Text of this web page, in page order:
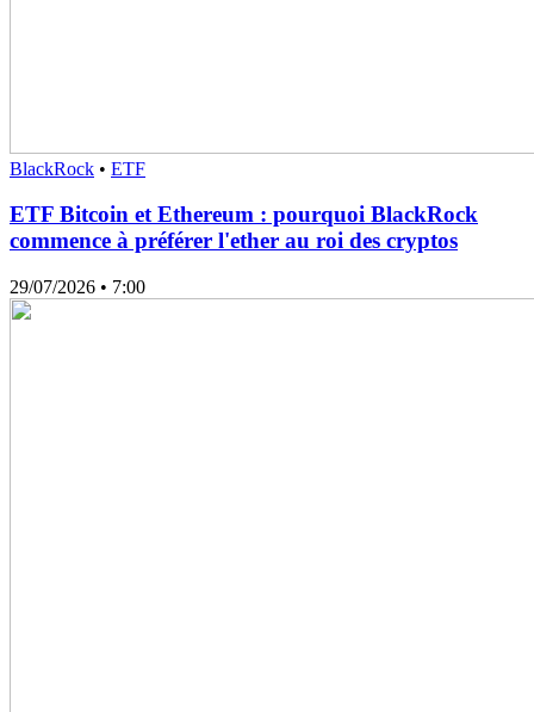
BlackRock • ETF
ETF Bitcoin et Ethereum : pourquoi BlackRock
commence à préférer l'ether au roi des cryptos
29/07/2026 • 7:00